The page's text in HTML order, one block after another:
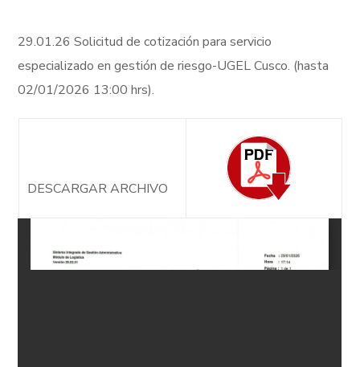
29.01.26 Solicitud de cotización para servicio
especializado en gestión de riesgo-UGEL Cusco. (hasta
02/01/2026 13:00 hrs).
DESCARGAR ARCHIVO